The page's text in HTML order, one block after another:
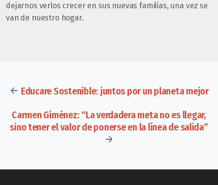
dejarnos verlos crecer en sus nuevas familias, una vez se
van de nuestro hogar.
Educare Sostenible: juntos por un planeta mejor
Carmen Giménez: “La verdadera meta no es llegar,
sino tener el valor de ponerse en la línea de salida”